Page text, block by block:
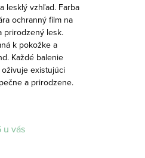
lesklý vzhľad. Farba
ochranný film na
prirodzený lesk.
k pokožke a
Každé balenie
existujúci
a prirodzene.